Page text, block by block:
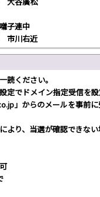
子連中
川右近
読ください。
定でドメイン指定受信を
」からのメールを事前
より、当選が確認できな